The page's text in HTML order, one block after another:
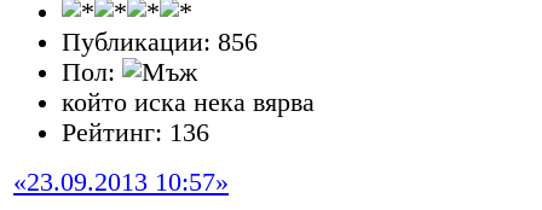
Публикации: 856
Пол:
който иска нека вярва
Рейтинг: 136
«23.09.2013 10:57»